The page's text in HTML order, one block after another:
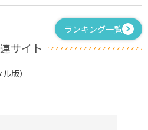
ランキング一覧
サイト
版）